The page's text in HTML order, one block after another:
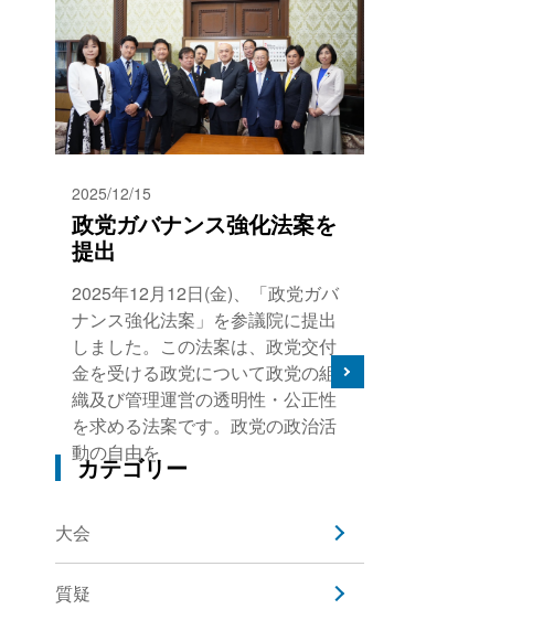
が5
2025/12/15
政党ガバナンス強化法案を
提出
2025年12月12日(金)、「政党ガバ
ナンス強化法案」を参議院に提出
しました。この法案は、政党交付
金を受ける政党について政党の組
織及び管理運営の透明性・公正性
を求める法案です。政党の政治活
動の自由を
カテゴリー
大会
質疑